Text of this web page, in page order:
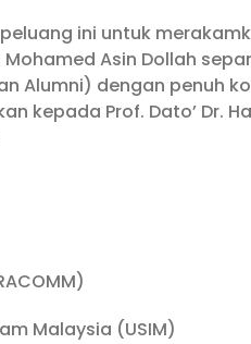
peluang ini untuk
Mohamed Asin Dollah
Alumni) dengan penuh
kepada Prof. Dato’ Dr.
Malaysia (USIM)